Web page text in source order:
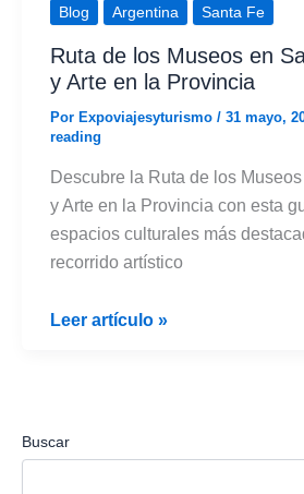
Blog Argentina Santa Fe
Ruta de los Museos en
y Arte en la Provincia
Por Expoviajesyturismo / 31 mayo,
reading
Descubre la Ruta de los
y Arte en la Provincia con esta
espacios culturales más
recorrido artístico
Ruta
Santa
Leer artículo »
Buscar